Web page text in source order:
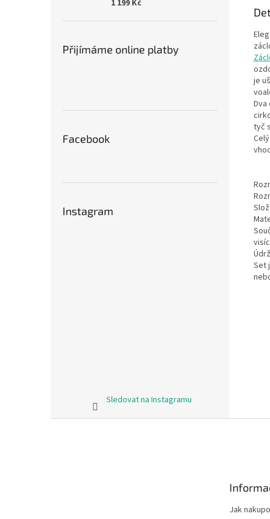
1 199 Kč
Přijímáme online platby
Facebook
Instagram
Sledovat na Instagramu
je
tyč
Set
Jak